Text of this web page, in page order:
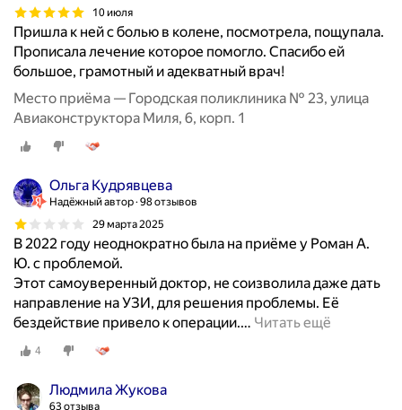
10 июля
Пришла к ней с болью в колене, посмотрела, пощупала.
Прописала лечение которое помогло. Спасибо ей
большое, грамотный и адекватный врач!
Место приёма — Городская поликлиника № 23, улица
Авиаконструктора Миля, 6, корп. 1
Ольга Кудрявцева
Надёжный автор 98 отзывов
29 марта 2025
В 2022 году неоднократно была на приёме у Роман А.
Ю. с проблемой.
Этот самоуверенный доктор, не соизволила даже дать
направление на УЗИ, для решения проблемы. Её
бездействие привело к операции.… Читать ещё
4
Людмила Жукова
63 отзыва